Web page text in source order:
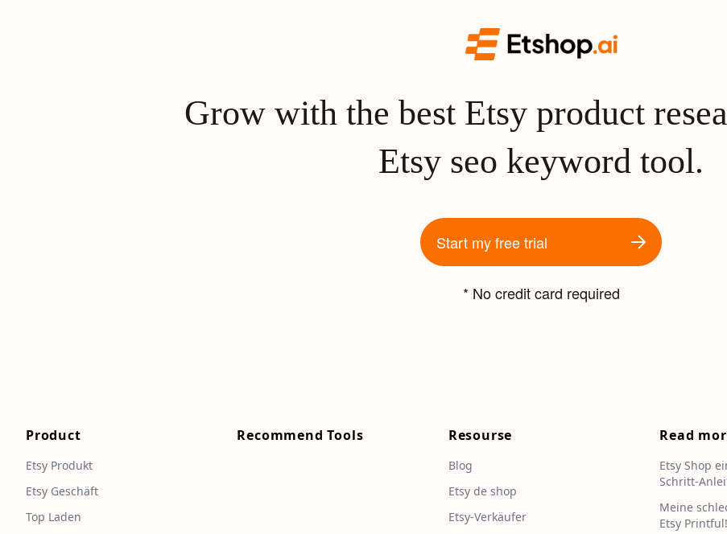
Grow with the best Etsy product
Etsy seo keyword tool.
Start my free trial
* No credit card required
Product
Etsy Produkt
Etsy Geschäft
Top Laden
Recommend Tools Resourse
Blog
Etsy de shop
Etsy-Verkäufer
Read
Etsy Shop
Schritt-
Meine
Etsy Printful!